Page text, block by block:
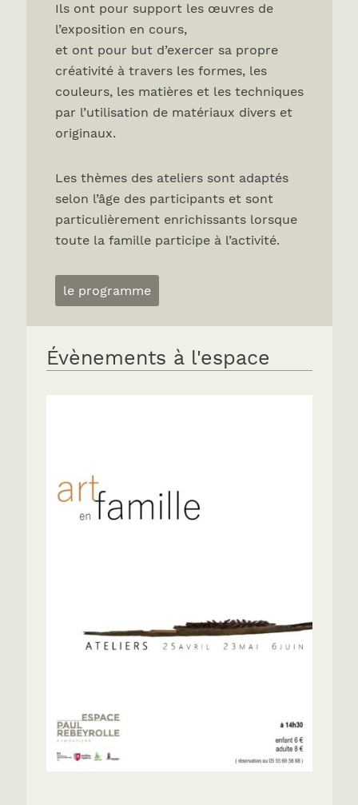
Ils ont pour support les œuvres de
l’exposition en cours,
et ont pour but d’exercer sa propre
créativité à travers les formes, les
couleurs, les matières et les techniques
par l’utilisation de matériaux divers et
originaux.
Les thèmes des ateliers sont adaptés
selon l’âge des participants et sont
particulièrement enrichissants lorsque
toute la famille participe à l’activité.
le programme
Évènements à l'espace